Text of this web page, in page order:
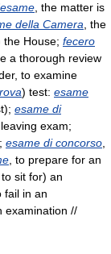
, the matter is
della Camera , the
the House; fecero
a thorough review
to examine
) test: esame
esame di
leaving exam;
esame di concorso
, to prepare for an
to sit for) an
fail in an
examination //